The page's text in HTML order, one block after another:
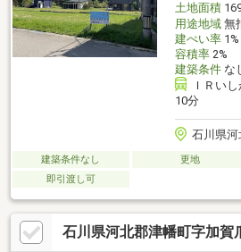
土地面積
用途地域無
建ぺい率1%
容積率2%
建築条件な
ＩＲい
10分
石川県
建築条件なし 更地
即引渡し可
石川県河北郡津幡町字加賀